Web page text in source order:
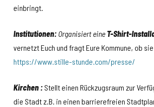
einbringt.
Institutionen:Organisiert eine T-Shirt-
vernetzt Euch und fragt Eure Kommune, ob
https://www.stille-stunde.com/presse/
Kirchen :Stellt einen Rückzugsraum zur
die Stadt z.B. in einen barrierefreien